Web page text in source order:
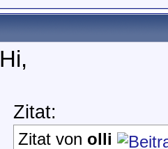
Hi,
Zitat:
Zitat von olli